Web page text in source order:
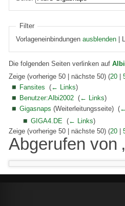
Filter
Vorlageneinbindungenausblenden |
Die folgenden Seiten verlinken auf
Zeige (vorherige 50 | nächste 50) (20
Fansites ‎(← Links)
Benutzer:Albi2002 ‎(← Links)
Gigasnaps (Weiterleitungsseite) ‎(
GIGA4.DE‎ (← Links)
Zeige (vorherige 50 | nächste 50) (20
Abgerufen von